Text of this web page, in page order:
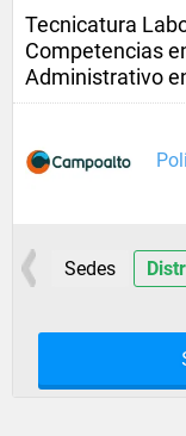
Tecnicatura
Competencias
Administrativo
Sedes